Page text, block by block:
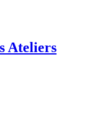
Ateliers